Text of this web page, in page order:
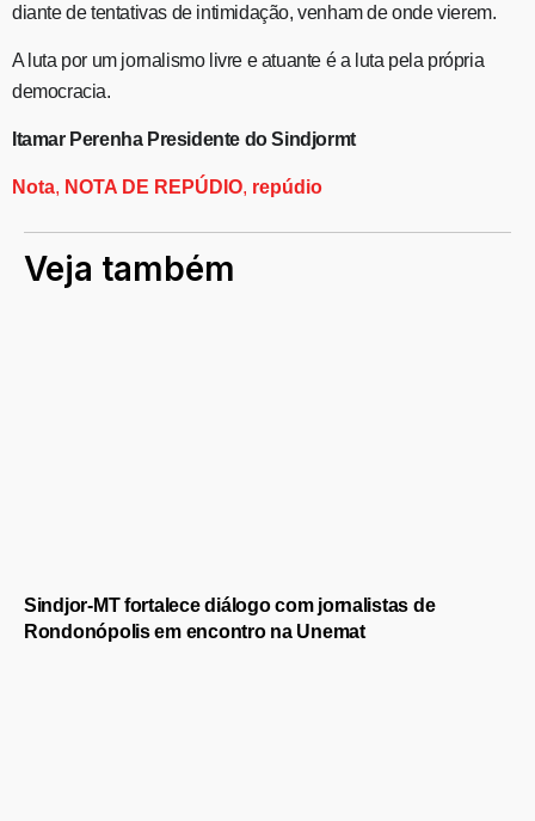
diante de tentativas de intimidação, venham de onde vierem.
A luta por um jornalismo livre e atuante é a luta pela própria
democracia.
Itamar Perenha Presidente do Sindjormt
Nota, NOTA DE REPÚDIO, repúdio
Veja também
Sindjor-MT fortalece diálogo com jornalistas de
Rondonópolis em encontro na Unemat